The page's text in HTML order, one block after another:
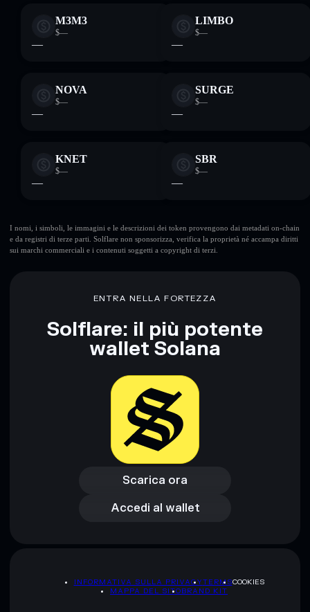
M3M3
$—
—
LIMBO
$—
—
NOVA
$—
—
SURGE
$—
—
KNET
$—
—
SBR
$—
—
I nomi, i simboli, le immagini e le descrizioni dei token provengono dai metadati on-chain
e da registri di terze parti. Solflare non sponsorizza, verifica la proprietà né accampa diritti
sui marchi commerciali e i contenuti soggetti a copyright di terzi.
ENTRA NELLA FORTEZZA
Solflare: il più potente
wallet Solana
Scarica ora
Scarica ora
Accedi al wallet
Accedi al wallet
INFORMATIVA SULLA PRIVACYTERMSCOOKIES
MAPPA DEL SITOBRAND KIT